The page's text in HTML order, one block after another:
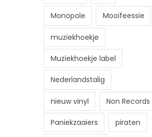
Monopole Mooifeessie
muziekhoekje
Muziekhoekje label
Nederlandstalig
nieuw vinyl Non Records
Paniekzaaiers piraten